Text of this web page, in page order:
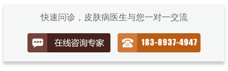
快速问诊，皮肤病医生与您一对一交流